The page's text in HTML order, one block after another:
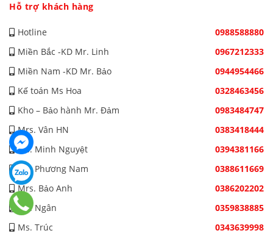
Hỗ trợ khách hàng
Hotline
0988588880
Miền Bắc -KD Mr. Linh
0967212333
Miền Nam -KD Mr. Bảo
0944954466
Kế toán Ms Hoa
0328463456
Kho – Bảo hành Mr. Đảm
0983484747
Mrs. Vân HN
0383418444
Ms. Minh Nguyệt
0394381166
Ms. Phương Nam
0388611669
Mrs. Bảo Anh
0386202202
Ms. Ngân
0359838885
Ms. Trúc
0343639998